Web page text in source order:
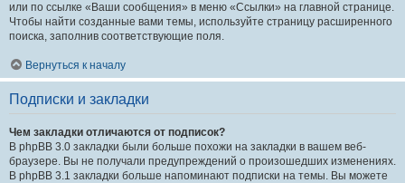
или по ссылке «Ваши сообщения» в меню «Ссылки» на главной странице.
Чтобы найти созданные вами темы, используйте страницу расширенного
поиска, заполнив соответствующие поля.
Вернуться к началу
Подписки и закладки
Чем закладки отличаются от подписок?
В phpBB 3.0 закладки были больше похожи на закладки в вашем веб-
браузере. Вы не получали предупреждений о произошедших изменениях.
В phpBB 3.1 закладки больше напоминают подписки на темы. Вы можете